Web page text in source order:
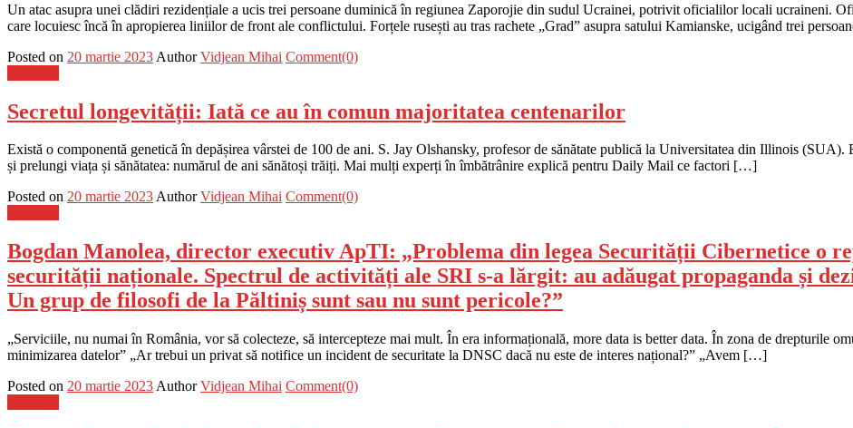
Un atac asupra unei clădiri rezidențiale a ucis trei persoane duminică în regiunea Zaporojie din sudul Ucrainei, potrivit oficialilor locali ucraineni.
care locuiesc încă în apropierea liniilor de front ale conflictului. Forțele rusești au tras rachete „Grad” asupra satului Kamianske, ucigând trei
Posted on 20 martie 2023 Author Vidjean Mihai Comment(0)
Secretul longevității: Iată ce au în comun majoritatea centenarilor
Există o componentă genetică în depășirea vârstei de 100 de ani. S. Jay Olshansky, profesor de sănătate publică la Universitatea din Illinois
și prelungi viața și sănătatea: numărul de ani sănătoși trăiți. Mai mulți experți în îmbătrânire explică pentru Daily Mail ce factori […]
Posted on 20 martie 2023Author Vidjean Mihai Comment(0)
Bogdan Manolea, director executiv ApTI: „Problema din legea Securității Cibernetice o
securității naționale. Spectrul de activități ale SRI s-a lărgit: au adăugat propaganda și
Un grup de filosofi de la Păltiniș sunt sau nu sunt pericole?”
„Serviciile, nu numai în România, vor să colecteze, să intercepteze mai mult. În era informațională, more data is better data. În zona de drepturile
minimizarea datelor” „Ar trebui un privat să notifice un incident de securitate la DNSC dacă nu este de interes național?” „Avem […]
Posted on 20 martie 2023 Author Vidjean Mihai Comment(0)